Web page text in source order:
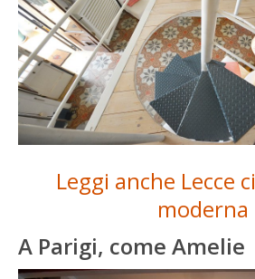
Leggi anche Lecce
moderna
A Parigi, come Amelie